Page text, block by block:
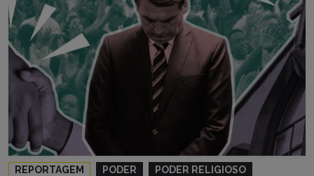
REPORTAGEM PODER PODER RELIGIOSO